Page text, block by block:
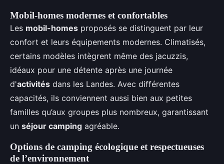
Mobil-homes modernes et confortables
Les mobil-homes proposés se distinguent par leur
confort et leurs équipements modernes. Climatisés,
certains modèles intègrent même des jacuzzis,
idéaux pour une détente après une journée
d'activités dans les Landes. Avec différentes
capacités, ils conviennent aussi bien aux petites
familles qu’aux groupes plus nombreux, garantissant
un séjour camping agréable.
Options de camping écologique et respectueuses
de l’environnement